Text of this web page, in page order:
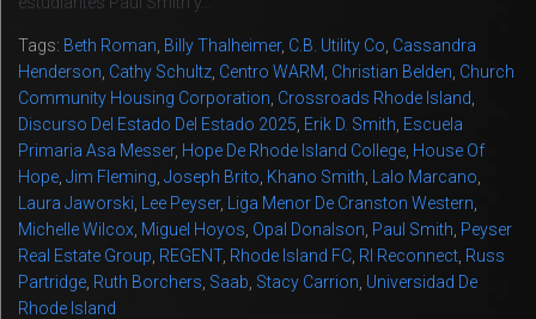
Tags: Beth Roman Billy Thalheimer, C.B. Utility Co Cassandra
Henderson Cathy Schultz Centro WARM Christian Belden Church
Community Housing Corporation Crossroads Rhode Island
Discurso Del Estado Del Estado 2025 Erik D. Smith Escuela
Primaria Asa Messer, Hope De Rhode Island College House Of
Hope Jim Fleming Joseph Brito Khano Smith Lalo Marcano
Laura Jaworski
Lee Peyser, Liga Menor De Cranston Western
Michelle Wilcox Miguel Hoyos Opal Donalson Paul Smith Peyser
Real Estate Group REGENT, Rhode Island FC RI Reconnect Russ
Partridge Ruth Borchers Saab Stacy Carrion Universidad De
Rhode Island